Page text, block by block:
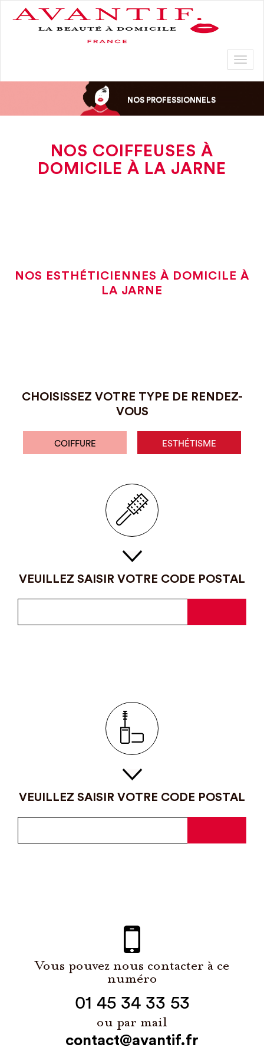
NOS PROFESSIONNELS
NOS COIFFEUSES À
DOMICILE À LA JARNE
NOS ESTHÉTICIENNES À DOMICILE À
LA JARNE
CHOISISSEZ VOTRE TYPE DE RENDEZ-
VOUS
COIFFURE ESTHÉTISME
VEUILLEZ SAISIR VOTRE CODE POSTAL
VEUILLEZ SAISIR VOTRE CODE POSTAL
Vous pouvez nous contacter à ce
numéro
01 45 34 33 53
ou par mail
contact@avantif.fr